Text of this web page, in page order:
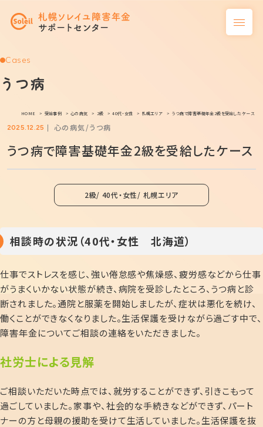
Cases
うつ病
HOME 受給事例 心の病気 2級 40代・女性 札幌エリア うつ病で障害基礎年金2級を受給したケース
2025.12.25 心の病気 うつ病
うつ病で障害基礎年金2級を受給したケース
2級 40代・女性 札幌エリア
相談時の状況（40代・女性 北海道）
仕事でストレスを感じ、強い倦怠感や焦燥感、疲労感などから仕事
がうまくいかない状態が続き、病院を受診したところ、うつ病と診
断されました。通院と服薬を開始しましたが、症状は悪化を続け、
働くことができなくなりました。生活保護を受けながら過ごす中で、
障害年金についてご相談の連絡をいただきました。
社労士による見解
ご相談いただいた時点では、就労することができず、引きこもって
過ごしていました。家事や、社会的な手続きなどができず、パート
ナーの方と母親の援助を受けて生活していました。生活保護を抜